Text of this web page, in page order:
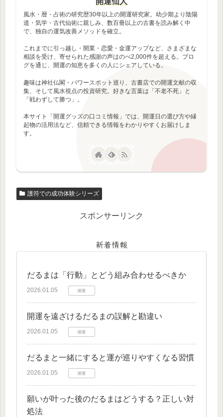
風水・暦・占術の研究歴30年以上の開運研究家。幼少期より陰陽
道・気学・古代仙術に親しみ、数百冊以上の古書を読み解く中
で、独自の運気改善メソッドを確立。
これまでに引っ越し・開業・恋愛・金運アップなど、さまざまな
相談を受け、寄せられた感謝の声はのべ2,000件を超える。ブロ
グを通じ、開運の知恵を多くの人にシェアしている。
趣味は神社仏閣・パワースポット巡り、古書店での開運文献の収
集、そして風水視点の投資研究。好きな言葉は「不老不死」と
「戦わずして勝つ」。
本サイト「開運グッズの口コミ情報」では、開運日の選び方や縁
起物の活用法など、信頼できる情報をわかりやすくお届けしま
す。
護符での成功体験シリーズ
スポンサーリンク
新着情報
だるまは「行動」とどう組み合わせるべきか
2026.01.05 開運
開運を遠ざけるだるまの誤解と勘違い
2026.01.05 開運
だるまと一緒にすると運が巡りやすくなる習慣
2026.01.05 開運
願いが叶った後のだるまはどうする？正しい対
処法